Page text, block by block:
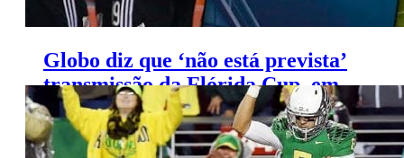
Globo diz que ‘não está prevista’
transmissão da Flórida Cup, em
janeiro